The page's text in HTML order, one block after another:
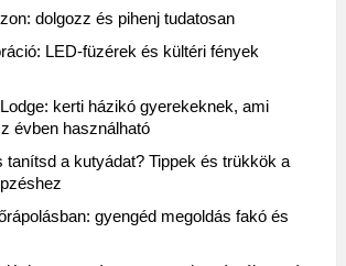
dolgozz és pihenj tudatosan
LED-füzérek és kültéri fények
kerti házikó gyerekeknek, ami
évben használható
tanítsd a kutyádat? Tippek és trükkök a
gyengéd megoldás fakó és